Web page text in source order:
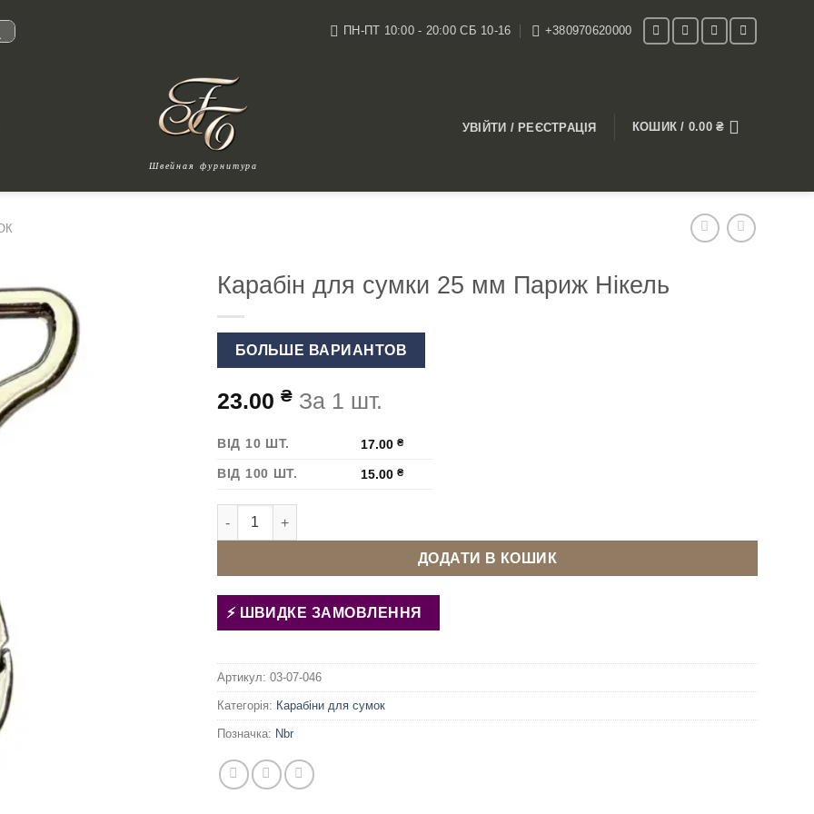
ПН-ПТ 10:00 - 20:00 СБ 10-16 +380970620000
Швейная фурнитура
УВІЙТИ / РЕЄСТРАЦІЯ КОШИК / 0.00₴
Карабін для сумки 25 мм Париж Нікель
БОЛЬШЕ ВАРИАНТОВ
23.00 ₴ За 1 шт.
ВІД 10 ШТ. 17.00₴
ВІД 100 ШТ. 15.00₴
Карабін для сумки 25 мм Париж Нікель кількість
ДОДАТИ В КОШИК
ШВИДКЕ ЗАМОВЛЕННЯ
Артикул: 03-07-046
Категорія: Карабіни для сумок
Позначка: Nbr